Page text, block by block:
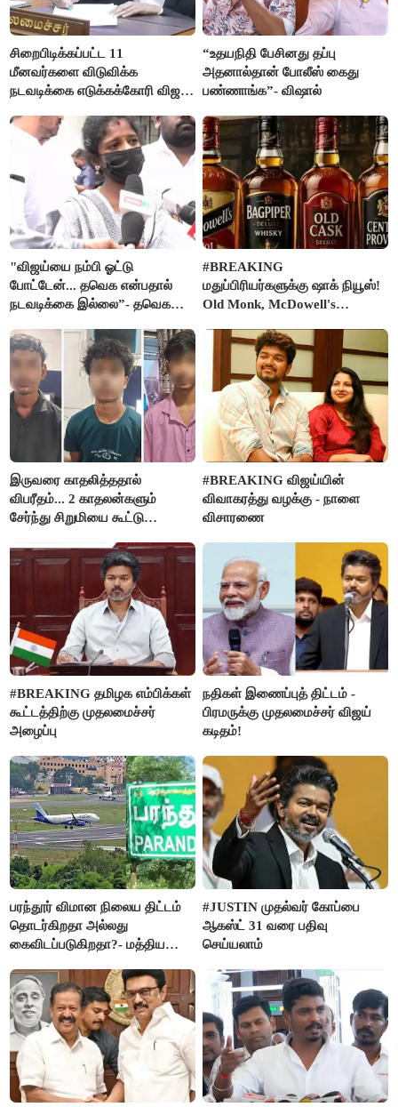
சிறைபிடிக்கப்பட்ட 11
மீனவர்களை விடுவிக்க
நடவடிக்கை எடுக்கக்கோரி விஜய்
“உதயநிதி பேசினது தப்பு
அதனால்தான் போலீஸ் கைது
பண்ணாங்க”- விஷால்
"விஜய்யை நம்பி ஓட்டு
போட்டேன்... தவெக என்பதால்
நடவடிக்கை இல்லை”- தவெக
கதறல்
#BREAKING
மதுப்பிரியர்களுக்கு ஷாக் நியூஸ்!
Old Monk, McDowell's
FSSAI தடை
இருவரை காதலித்ததால்
விபரீதம்... 2 காதலன்களும்
சேர்ந்து சிறுமியை கூட்டு
செய்த கொடூரம்
#BREAKING விஜய்யின்
விவாகரத்து வழக்கு - நாளை
விசாரணை
#BREAKING தமிழக எம்பிக்கள்
கூட்டத்திற்கு முதலமைச்சர்
அழைப்பு
நதிகள் இணைப்புத் திட்டம் -
பிரமருக்கு முதலமைச்சர் விஜய்
கடிதம்!
பரந்தூர் விமான நிலைய திட்டம்
தொடர்கிறதா அல்லது
கைவிடப்படுகிறதா?- மத்திய
#JUSTIN முதல்வர் கோப்பை
ஆகஸ்ட் 31 வரை பதிவு
செய்யலாம்